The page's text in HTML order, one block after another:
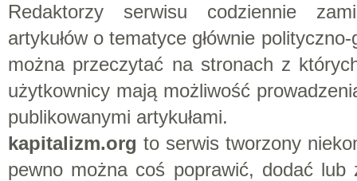
Redaktorzy serwisu codziennie
artykułów o tematyce głównie
można przeczytać na stronach z
użytkownicy mają możliwość
publikowanymi artykułami.
kapitalizm.org to serwis tworzony
pewno można coś poprawić, dodać